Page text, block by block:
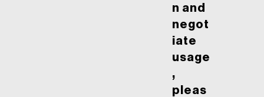
n and
negot
iate
usage
,
pleas